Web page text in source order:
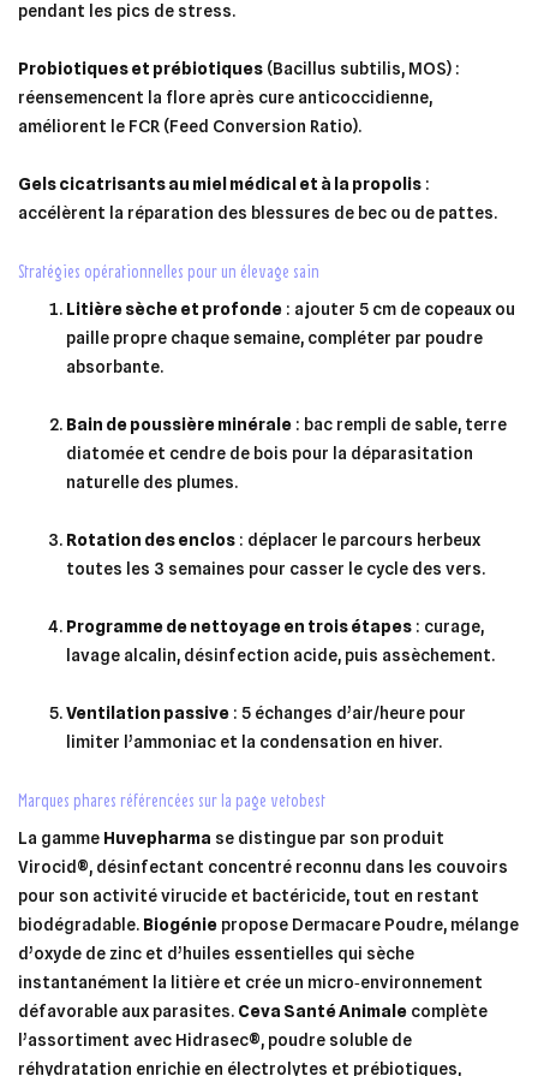
pendant les pics de stress.
Probiotiques et prébiotiques (Bacillus subtilis, MOS) :
réensemencent la flore après cure anticoccidienne,
améliorent le FCR (Feed Conversion Ratio).
Gels cicatrisants au miel médical et à la propolis :
accélèrent la réparation des blessures de bec ou de pattes.
stratégies opérationnelles pour un élevage sain
Litière sèche et profonde : ajouter 5 cm de copeaux ou
paille propre chaque semaine, compléter par poudre
absorbante.
Bain de poussière minérale : bac rempli de sable, terre
diatomée et cendre de bois pour la déparasitation
naturelle des plumes.
Rotation des enclos : déplacer le parcours herbeux
toutes les 3 semaines pour casser le cycle des vers.
Programme de nettoyage en trois étapes : curage,
lavage alcalin, désinfection acide, puis assèchement.
Ventilation passive : 5 échanges d’air/heure pour
limiter l’ammoniac et la condensation en hiver.
marques phares référencées sur la page vetobest
La gamme Huvepharma se distingue par son produit
Virocid®, désinfectant concentré reconnu dans les couvoirs
pour son activité virucide et bactéricide, tout en restant
biodégradable. Biogénie propose Dermacare Poudre, mélange
d’oxyde de zinc et d’huiles essentielles qui sèche
instantanément la litière et crée un micro‑environnement
défavorable aux parasites. Ceva Santé Animale complète
l’assortiment avec Hidrasec®, poudre soluble de
réhydratation enrichie en électrolytes et prébiotiques,